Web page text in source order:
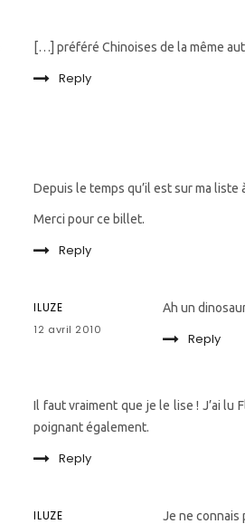
[…] préféré Chinoises de la même
Reply
Depuis le temps qu’il est sur ma
Merci pour ce billet.
Reply
ILUZE
12 avril 2010
Ah un
Reply
Il faut vraiment que je le lise ! J’ai lu
poignant également.
Reply
ILUZE Je ne connais